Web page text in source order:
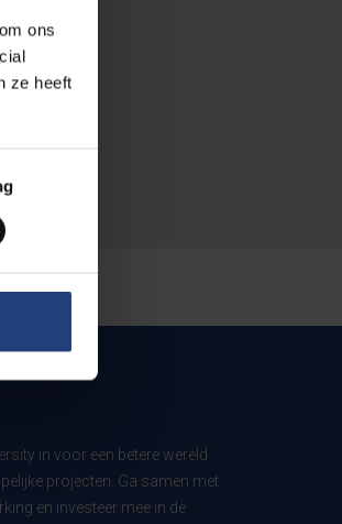
ons
ze heeft
in voor een betere wereld
projecten. Ga samen met
en investeer mee in de